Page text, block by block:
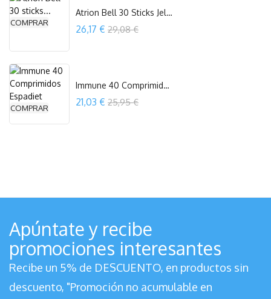
COMPRAR
Atrion Bell 30 Sticks Jellybell
Precio
26,17 € 29,08 €
COMPRAR
Immune 40 Comprimidos Espadiet
Precio
21,03 € 25,95 €
Apúntate y recibe
promociones interesantes
Recibe un 5% de DESCUENTO, en productos sin
descuento, "Promoción no acumulable en